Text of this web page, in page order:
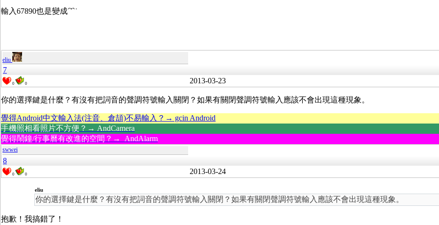
輸入67890也是變成ˊˇˋ˙
eliu
7
0 0 2013-03-23
你的選擇鍵是什麼？有沒有把詞音的聲調符號輸入關閉？如果有關閉聲調符號輸入應該不會出現這種現象。
覺得Android中文輸入法(注音、倉頡)不易輸入？→ gcin Android
手機照相看照片不方便？→ AndCamera
覺得鬧鐘/行事曆有改進的空間？→ AndAlarm
swwei
8
0 0 2013-03-24
eliu
你的選擇鍵是什麼？有沒有把詞音的聲調符號輸入關閉？如果有關閉聲調符號輸入應該不會出現這種現象。
抱歉！我搞錯了！